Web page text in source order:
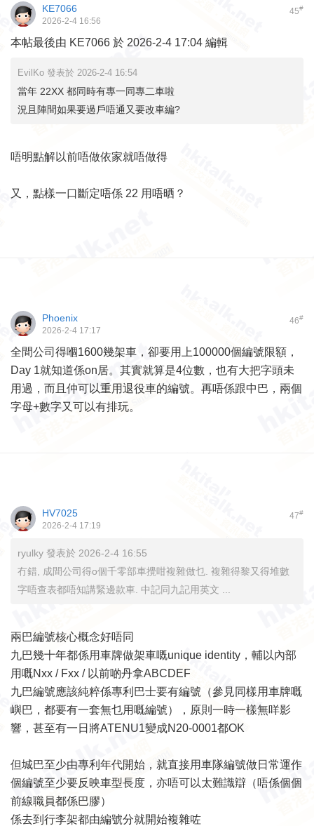
45#
KE7066
2026-2-4 16:56
本帖最後由 KE7066 於 2026-2-4 17:04 編輯
EvilKo 發表於 2026-2-4 16:54
當年 22XX 都同時有專一同專二車啦
況且陣間如果要過戶唔通又要改車編?
唔明點解以前唔做依家就唔做得
又，點樣一口斷定唔係 22 用唔晒？
46#
Phoenix
2026-2-4 17:17
全間公司得嗰1600幾架車，卻要用上100000個編號限額，
Day 1就知道係on居。其實就算是4位數，也有大把字頭未
用過，而且仲可以重用退役車的編號。再唔係跟中巴，兩個
字母+數字又可以有排玩。
47#
HV7025
2026-2-4 17:19
ryulky 發表於 2026-2-4 16:55
冇錯, 成間公司得o個千零部車攪咁複雜做乜. 複雜得黎又得堆數
字唔查表都唔知講緊邊款車. 中記同九記用英文 ...
兩巴編號核心概念好唔同
九巴幾十年都係用車牌做架車嘅unique identity，輔以內部
用嘅Nxx / Fxx / 以前啲丹拿ABCDEF
九巴編號應該純粹係專利巴士要有編號（參見同樣用車牌嘅
嶼巴，都要有一套無乜用嘅編號），原則一時一樣無咩影
響，甚至有一日將ATENU1變成N20-0001都OK
但城巴至少由專利年代開始，就直接用車隊編號做日常運作
個編號至少要反映車型長度，亦唔可以太難識辯（唔係個個
前線職員都係巴膠）
係去到行李架都由編號分就開始複雜咗